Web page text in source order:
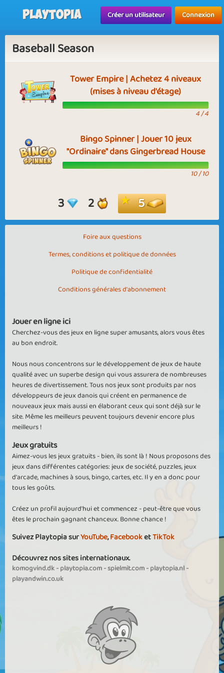
Playtopia Créer un utilisateur Connexion
Baseball Season
Tower Empire | Achetez 4 niveaux
(mises à niveau d'étage)
4 / 4
Bingo Spinner | Jouer 10 jeux
"Ordinaire" dans Gingerbread House
10 / 10
3 2 5
Foire aux questions
Termes, conditions et politique de données
Politique de confidentialité
Conditions générales d'abonnement
Jouer en ligne ici
Cherchez-vous des jeux en ligne super amusants, alors vous êtes
au bon endroit.
Nous nous concentrons sur le développement de jeux de haute
qualité avec un superbe design qui vous assurera de nombreuses
heures de divertissement. Tous nos jeux sont produits par nos
développeurs de jeux danois qui créent en permanence de
nouveaux jeux mais aussi en élaborant ceux qui sont déjà sur le
site. Même les meilleurs peuvent toujours devenir encore plus
meilleurs !
Jeux gratuits
Aimez-vous les jeux gratuits - bien, ils sont là ! Nous proposons des
jeux dans différentes catégories: jeux de société, puzzles, jeux
d'arcade, machines à sous, bingo, cartes, etc. Il y en a donc pour
tous les goûts.
Créez un profil aujourd'hui et commencez - peut-être que vous
êtes le prochain gagnant chanceux. Bonne chance !
Suivez Playtopia surYouTube,FacebooketTikTok
Découvrez nos sites internationaux.
komogvind.dk-playtopia.com-spielmit.com-playtopia.nl-
playandwin.co.uk